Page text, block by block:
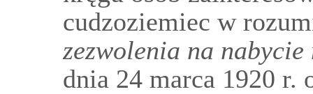
cudzoziemiec w
zezwolenia na
dnia 24 marca 1920 r.